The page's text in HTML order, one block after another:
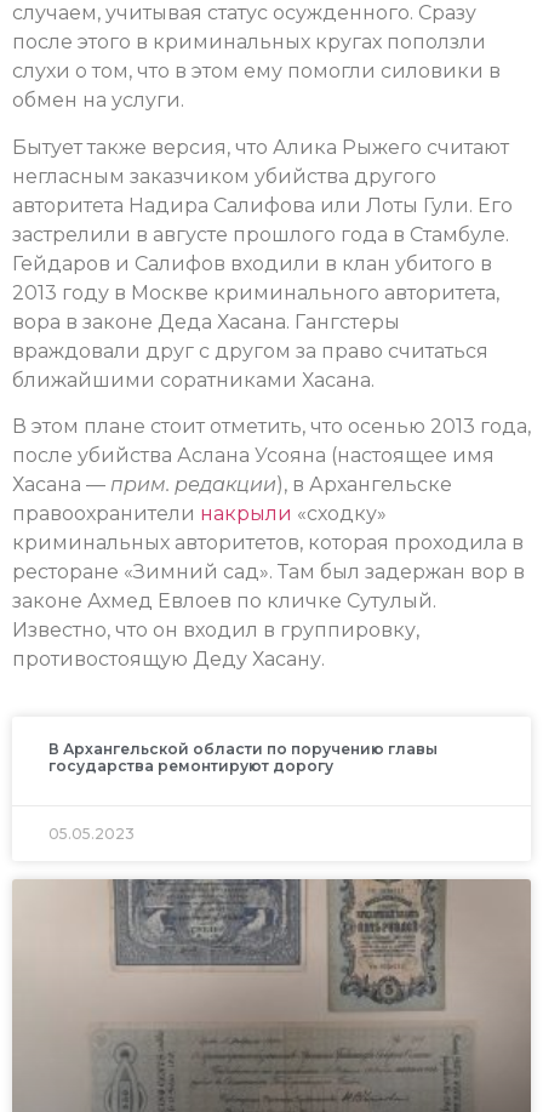
случаем, учитывая статус осужденного. Сразу
после этого в криминальных кругах поползли
слухи о том, что в этом ему помогли силовики в
обмен на услуги.
Бытует также версия, что Алика Рыжего считают
негласным заказчиком убийства другого
авторитета Надира Салифова или Лоты Гули. Его
застрелили в августе прошлого года в Стамбуле.
Гейдаров и Салифов входили в клан убитого в
2013 году в Москве криминального авторитета,
вора в законе Деда Хасана. Гангстеры
враждовали друг с другом за право считаться
ближайшими соратниками Хасана.
В этом плане стоит отметить, что осенью 2013 года,
после убийства Аслана Усояна (настоящее имя
Хасана — прим. редакции), в Архангельске
правоохранители накрыли «сходку»
криминальных авторитетов, которая проходила в
ресторане «Зимний сад». Там был задержан вор в
законе Ахмед Евлоев по кличке Сутулый.
Известно, что он входил в группировку,
противостоящую Деду Хасану.
В Архангельской области по поручению главы
государства ремонтируют дорогу
05.05.2023